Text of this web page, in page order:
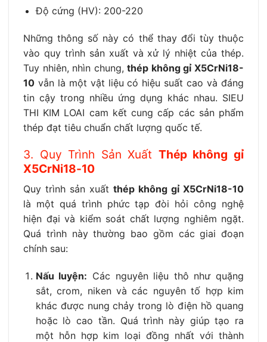
Độ cứng (HV): 200-220
Những thông số này có thể thay đổi tùy thuộc
vào quy trình sản xuất và xử lý nhiệt của thép.
Tuy nhiên, nhìn chung,thép không gỉ X5CrNi18-
10 vẫn là một vật liệu có hiệu suất cao và đáng
tin cậy trong nhiều ứng dụng khác nhau. SIEU
THI KIM LOAI cam kết cung cấp các sản phẩm
thép đạt tiêu chuẩn chất lượng quốc tế.
3. Quy Trình Sản Xuất Thép không gỉ
X5CrNi18-10
Quy trình sản xuất thép không gỉ X5CrNi18-10
là một quá trình phức tạp đòi hỏi công nghệ
hiện đại và kiểm soát chất lượng nghiêm ngặt.
Quá trình này thường bao gồm các giai đoạn
chính sau:
Nấu luyện: Các nguyên liệu thô như quặng
sắt, crom, niken và các nguyên tố hợp kim
khác được nung chảy trong lò điện hồ quang
hoặc lò cao tần. Quá trình này giúp tạo ra
một hỗn hợp kim loại đồng nhất với thành